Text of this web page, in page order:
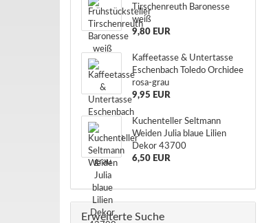
Tirschenreuth Baronesse
weiß
9,80 EUR
Kaffeetasse & Untertasse
Eschenbach Toledo Orchidee
rosa-grau
9,95 EUR
Kuchenteller Seltmann
Weiden Julia blaue Lilien
Dekor 43700
6,50 EUR
Erweiterte Suche